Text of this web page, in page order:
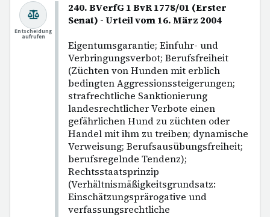
240. BVerfG 1 BvR 1778/01 (Erster
Senat) - Urteil vom 16. März 2004
Eigentumsgarantie; Einfuhr- und
Verbringungsverbot; Berufsfreiheit
(Züchten von Hunden mit erblich
bedingten Aggressionssteigerungen;
strafrechtliche Sanktionierung
landesrechtlicher Verbote einen
gefährlichen Hund zu züchten oder
Handel mit ihm zu treiben; dynamische
Verweisung; Berufsausübungsfreiheit;
berufsregelnde Tendenz);
Rechtsstaatsprinzip
(Verhältnismäßigkeitsgrundsatz:
Einschätzungsprärogative und
verfassungsrechtliche
Entscheidung
aufrufen